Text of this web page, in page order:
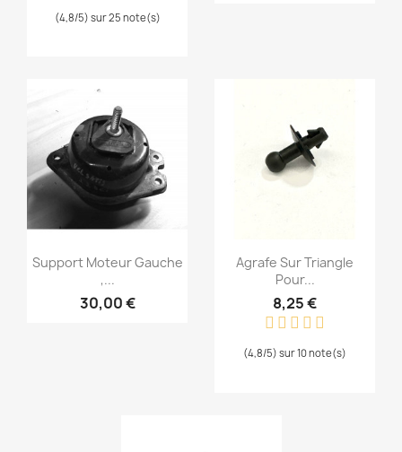
(4,8/5) sur 25 note(s)
Aperçu rapide
Support Moteur Gauche
,...
30,00 €
Aperçu rapide
Agrafe Sur Triangle
Pour...
8,25 €
(4,8/5) sur 10 note(s)